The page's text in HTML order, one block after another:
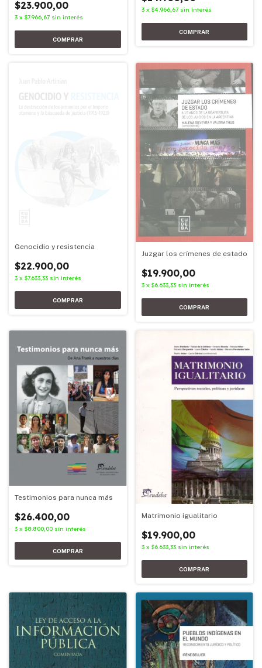
$23.900,00
3 x $7.966,67 sin interés
3 x $4.966,67 sin interés
Genocidio y resistencia
$22.900,00
3 x $7.633,33 sin interés
Juzgar los crímenes de estado
$19.900,00
3 x $6.633,33 sin interés
Testimonios para nunca más
$26.400,00
3 x $8.800,00 sin interés
Matrimonio igualitario
$19.900,00
3 x $6.633,33 sin interés